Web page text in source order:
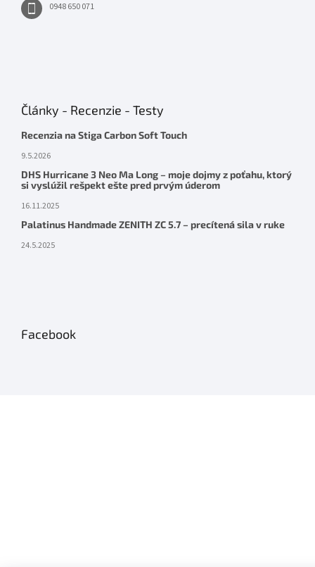
0948 650 071
Články - Recenzie - Testy
Recenzia na Stiga Carbon Soft Touch
9.5.2026
DHS Hurricane 3 Neo Ma Long – moje dojmy z poťahu, ktorý
si vyslúžil rešpekt ešte pred prvým úderom
16.11.2025
Palatinus Handmade ZENITH ZC 5.7 – precítená sila v ruke
24.5.2025
Facebook